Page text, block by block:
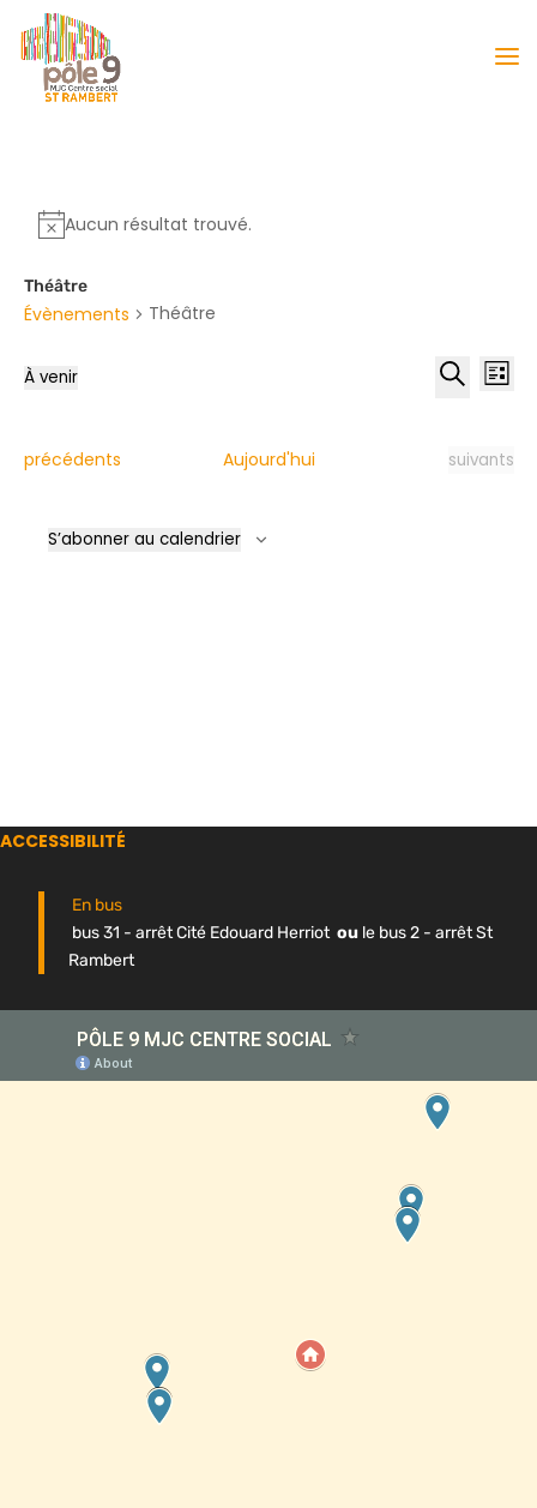
Aucun résultat trouvé.
Théâtre
Évènements Théâtre
de
de
Liste
À venir
date.
Évènements
précédents Aujourd'hui suivants
S’abonner au calendrier
ACCESSIBILITÉ
En bus
bus 31 - arrêt Cité Edouard Herriot ou le bus 2 - arrêt St
Rambert